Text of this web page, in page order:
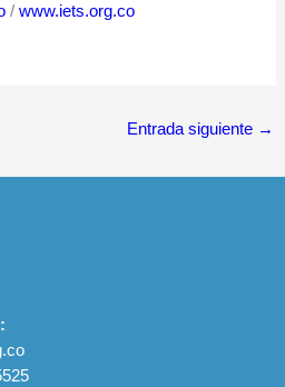
/www.iets.org.co
Entrada siguiente →